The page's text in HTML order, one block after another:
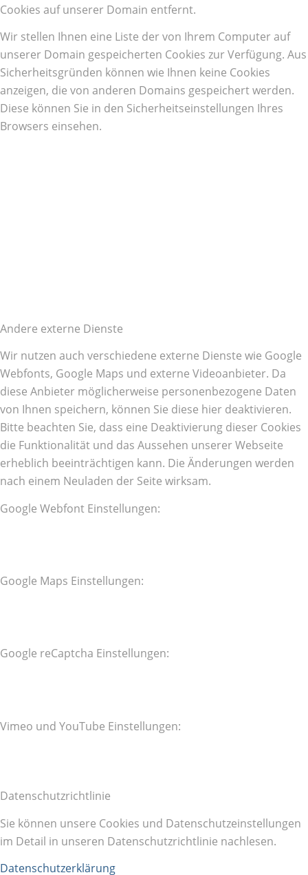
Cookies auf unserer Domain entfernt.
Wir stellen Ihnen eine Liste der von Ihrem Computer auf
unserer Domain gespeicherten Cookies zur Verfügung. Aus
Sicherheitsgründen können wie Ihnen keine Cookies
anzeigen, die von anderen Domains gespeichert werden.
Diese können Sie in den Sicherheitseinstellungen Ihres
Browsers einsehen.
Andere externe Dienste
Wir nutzen auch verschiedene externe Dienste wie Google
Webfonts, Google Maps und externe Videoanbieter. Da
diese Anbieter möglicherweise personenbezogene Daten
von Ihnen speichern, können Sie diese hier deaktivieren.
Bitte beachten Sie, dass eine Deaktivierung dieser Cookies
die Funktionalität und das Aussehen unserer Webseite
erheblich beeinträchtigen kann. Die Änderungen werden
nach einem Neuladen der Seite wirksam.
Google Webfont Einstellungen:
Google Maps Einstellungen:
Google reCaptcha Einstellungen:
Vimeo und YouTube Einstellungen:
Datenschutzrichtlinie
Sie können unsere Cookies und Datenschutzeinstellungen
im Detail in unseren Datenschutzrichtlinie nachlesen.
Datenschutzerklärung